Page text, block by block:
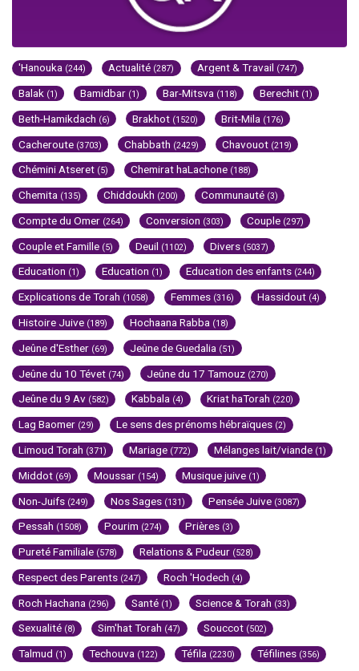
'Hanouka (244) Actualité (287) Argent & Travail (747)
Balak (1) Bamidbar (1) Bar-Mitsva (118) Berechit (1)
Beth-Hamikdach (6) Brakhot (1520) Brit-Mila (176)
Cacheroute (3703) Chabbath (2429) Chavouot (219)
Chémini Atseret (5) Chemirat haLachone (188)
Chemita (135) Chiddoukh (200) Communauté (3)
Compte du Omer (264) Conversion (303) Couple (297)
Couple et Famille (5) Deuil (1102) Divers (5037)
Education (1) Education (1) Education des enfants (244)
Explications de Torah (1058) Femmes (316) Hassidout (4)
Histoire Juive (189) Hochaana Rabba (18)
Jeûne d'Esther (69) Jeûne de Guedalia (51)
Jeûne du 10 Tévet (74) Jeûne du 17 Tamouz (270)
Jeûne du 9 Av (582) Kabbala (4) Kriat haTorah (220)
Lag Baomer (29) Le sens des prénoms hébraïques (2)
Limoud Torah (371) Mariage (772) Mélanges lait/viande (1)
Middot (69) Moussar (154) Musique juive (1)
Non-Juifs (249) Nos Sages (131) Pensée Juive (3087)
Pessah (1508) Pourim (274) Prières (3)
Pureté Familiale (578) Relations & Pudeur (528)
Respect des Parents (247) Roch 'Hodech (4)
Roch Hachana (296) Santé (1) Science & Torah (33)
Sexualité (8) Sim'hat Torah (47) Souccot (502)
Talmud (1) Techouva (122) Téfila (2230) Téfilines (356)